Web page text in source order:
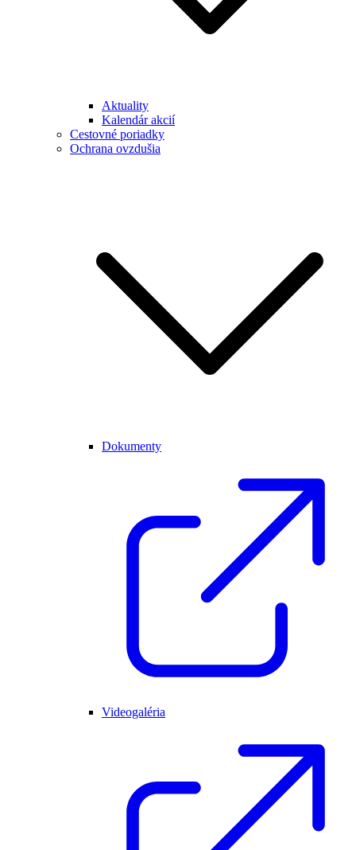
Aktuality
Kalendár akcií
Cestovné poriadky
Ochrana ovzdušia
Dokumenty
Videogaléria